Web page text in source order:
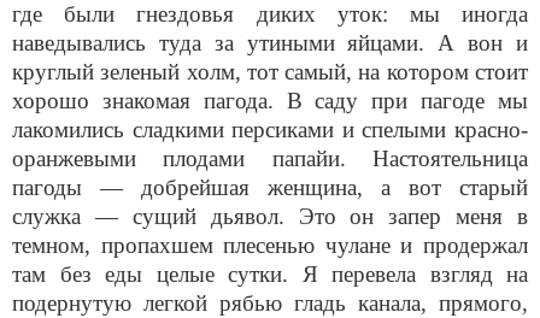
где были гнездовья диких уток: мы иногда
наведывались туда за утиными яйцами. А вон и
круглый зеленый холм, тот самый, на котором стоит
хорошо знакомая пагода. В саду при пагоде мы
лакомились сладкими персиками и спелыми красно-
оранжевыми плодами папайи. Настоятельница
пагоды — добрейшая женщина, а вот старый
служка — сущий дьявол. Это он запер меня в
темном, пропахшем плесенью чулане и продержал
там без еды целые сутки. Я перевела взгляд на
подернутую легкой рябью гладь канала, прямого,